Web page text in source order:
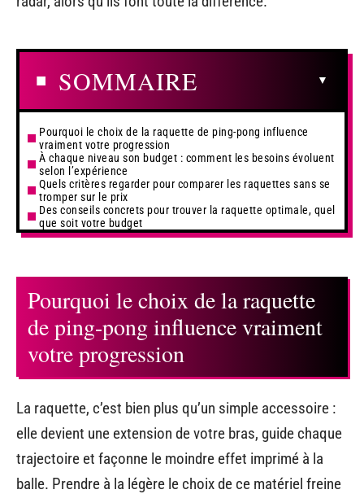
SOMMAIRE
Pourquoi le choix de la raquette de ping-pong influence
vraiment votre progression
À chaque niveau son budget : comment les besoins évoluent
selon l’expérience
Quels critères regarder pour comparer les raquettes sans se
tromper sur le prix
Des conseils concrets pour trouver la raquette optimale, quel
que soit votre budget
Pourquoi le choix de la raquette
de ping-pong influence vraiment
votre progression
La raquette, c’est bien plus qu’un simple accessoire :
elle devient une extension de votre bras, guide chaque
trajectoire et façonne le moindre effet imprimé à la
balle. Prendre à la légère le choix de ce matériel freine